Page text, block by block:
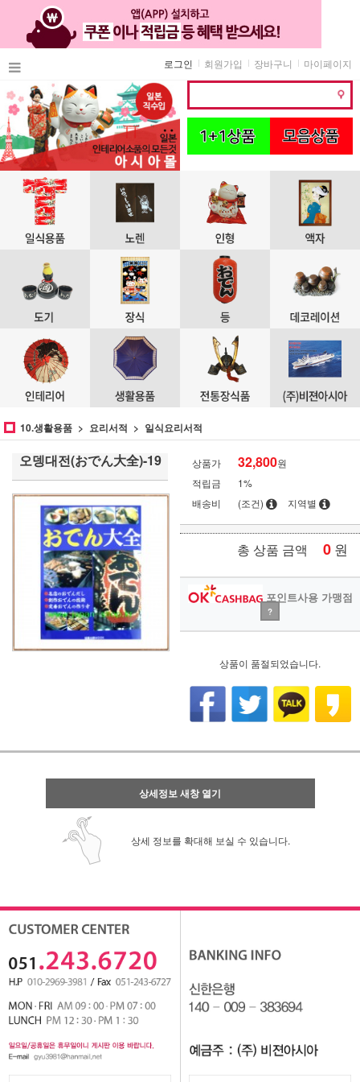
마이페이지
장바구니
회원가입
로그인
10.생활용품 요리서적 일식요리서적
오뎅대전(おでん大全)-19 상품가 32,800원
적립금
1%
배송비
(조건) 지역별
총 상품 금액 0 원
포인트사용 가맹점
?
상품이 품절되었습니다.
상세정보 새창 열기
상세 정보를 확대해 보실 수 있습니다.